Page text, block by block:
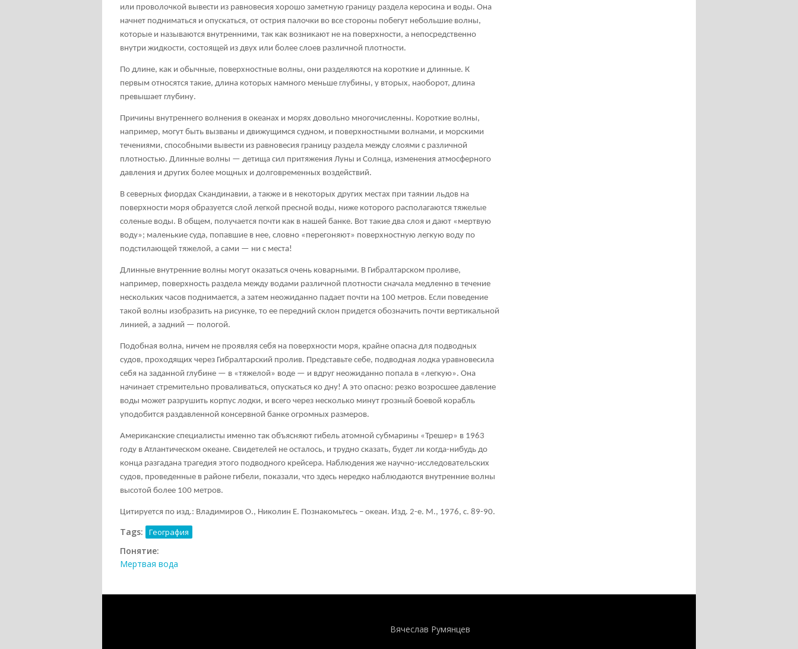
или проволочкой вывести из равновесия хорошо заметную границу раздела керосина и воды. Она
начнет подниматься и опускаться, от острия палочки во все стороны побегут небольшие волны,
которые и называются внутренними, так как возникают не на поверхности, а непосредственно
внутри жидкости, состоящей из двух или более слоев различной плотности.
По длине, как и обычные, поверхностные волны, они разделяются на короткие и длинные. К
первым относятся такие, длина которых намного меньше глубины, у вторых, наоборот, длина
превышает глубину.
Причины внутреннего волнения в океанах и морях довольно многочисленны. Короткие волны,
например, могут быть вызваны и движущимся судном, и поверхностными волнами, и морскими
течениями, способными вывести из равновесия границу раздела между слоями с различной
плотностью. Длинные волны — детища сил притяжения Луны и Солнца, изменения атмосферного
давления и других более мощных и долговременных воздействий.
В северных фиордах Скандинавии, а также и в некоторых других местах при таянии льдов на
поверхности моря образуется слой легкой пресной воды, ниже которого располагаются тяжелые
соленые воды. В общем, получается почти как в нашей банке. Вот такие два слоя и дают «мертвую
воду»; маленькие суда, попавшие в нее, словно «перегоняют» поверхностную легкую воду по
подстилающей тяжелой, а сами — ни с места!
Длинные внутренние волны могут оказаться очень коварными. В Гибралтарском проливе,
например, поверхность раздела между водами различной плотности сначала медленно в течение
нескольких часов поднимается, а затем неожиданно падает почти на 100 метров. Если поведение
такой волны изобразить на рисунке, то ее передний склон придется обозначить почти вертикальной
линией, а задний — пологой.
Подобная волна, ничем не проявляя себя на поверхности моря, крайне опасна для подводных
судов, проходящих через Гибралтарский пролив. Представьте себе, подводная лодка уравновесила
себя на заданной глубине — в «тяжелой» воде — и вдруг неожиданно попала в «легкую». Она
начинает стремительно проваливаться, опускаться ко дну! А это опасно: резко возросшее давление
воды может разрушить корпус лодки, и всего через несколько минут грозный боевой корабль
уподобится раздавленной консервной банке огромных размеров.
Американские специалисты именно так объясняют гибель атомной субмарины «Трешер» в 1963
году в Атлантическом океане. Свидетелей не осталось, и трудно сказать, будет ли когда-нибудь до
конца разгадана трагедия этого подводного крейсера. Наблюдения же научно-исследовательских
судов, проведенные в районе гибели, показали, что здесь нередко наблюдаются внутренние волны
высотой более 100 метров.
Цитируется по изд.: Владимиров О., Николин Е. Познакомьтесь – океан. Изд. 2-е. М., 1976, с. 89-90.
Tags: География
Понятие:
Мертвая вода
Вячеслав Румянцев